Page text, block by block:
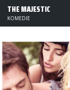
THE MAJESTIC
KOMEDIE